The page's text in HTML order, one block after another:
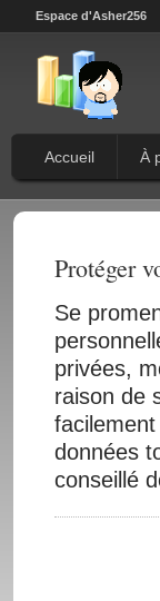
Espace d'Asher256
Accueil À
Protéger
Se
privées,
raison de
données
conseillé